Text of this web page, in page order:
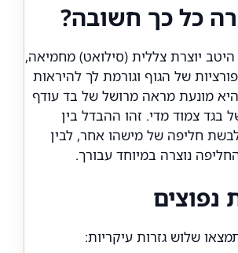
כל כך חשובה?
יוצרת צללית (סילואט) מחמיאה,
של הגוף וגורמת לך להיראות
היא מונעת מראה מרושל של בד עודף
בגד צמוד מדי. זהו ההבדל בין
חליפה של מישהו אחר, לבין
נוצרה במיוחד עבורך.
נפוצים
שלוש גזרות עיקריות: